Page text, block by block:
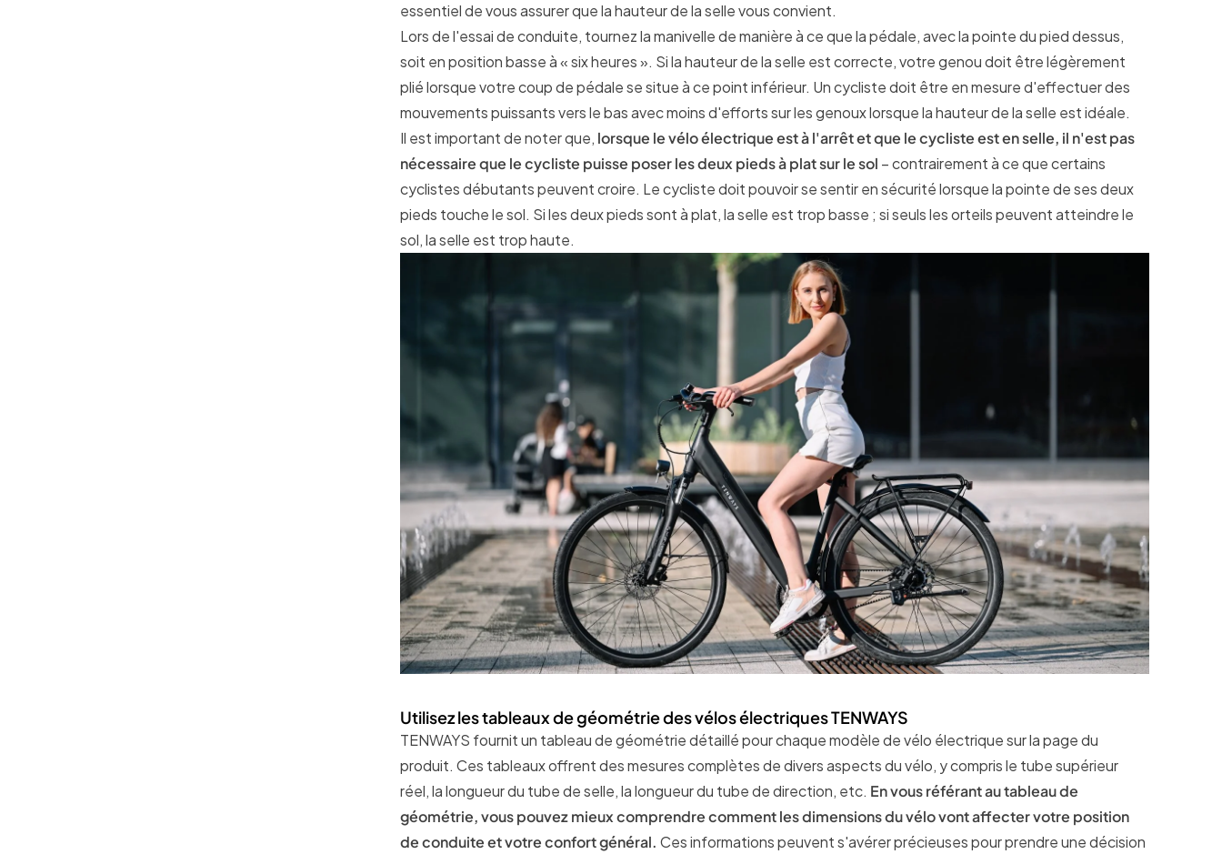
essentiel de vous assurer que la hauteur de la selle vous convient.
Lors de l'essai de conduite, tournez la manivelle de manière à ce que la pédale, avec la pointe du pied dessus,
soit en position basse à « six heures ». Si la hauteur de la selle est correcte, votre genou doit être légèrement
plié lorsque votre coup de pédale se situe à ce point inférieur. Un cycliste doit être en mesure d'effectuer des
mouvements puissants vers le bas avec moins d'efforts sur les genoux lorsque la hauteur de la selle est idéale.
Il est important de noter que, lorsque le vélo électrique est à l'arrêt et que le cycliste est en selle, il n'est pas
nécessaire que le cycliste puisse poser les deux pieds à plat sur le sol – contrairement à ce que certains
cyclistes débutants peuvent croire. Le cycliste doit pouvoir se sentir en sécurité lorsque la pointe de ses deux
pieds touche le sol. Si les deux pieds sont à plat, la selle est trop basse ; si seuls les orteils peuvent atteindre le
sol, la selle est trop haute.
Utilisez les tableaux de géométrie des vélos électriques TENWAYS
TENWAYS fournit un tableau de géométrie détaillé pour chaque modèle de vélo électrique sur la page du
produit. Ces tableaux offrent des mesures complètes de divers aspects du vélo, y compris le tube supérieur
réel, la longueur du tube de selle, la longueur du tube de direction, etc. En vous référant au tableau de
géométrie, vous pouvez mieux comprendre comment les dimensions du vélo vont affecter votre position
de conduite et votre confort général. Ces informations peuvent s'avérer précieuses pour prendre une décision